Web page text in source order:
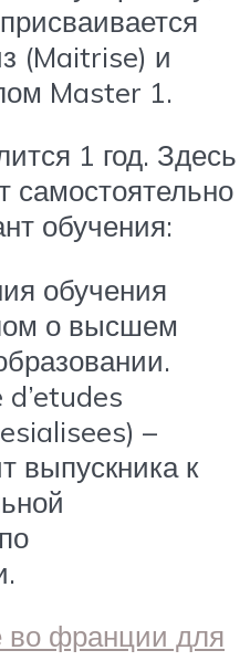
(Maitrise) и
Master 1.
1 год. Здесь
самостоятельно
обучения:
обучения
о высшем
d’etudes
–
выпускника к